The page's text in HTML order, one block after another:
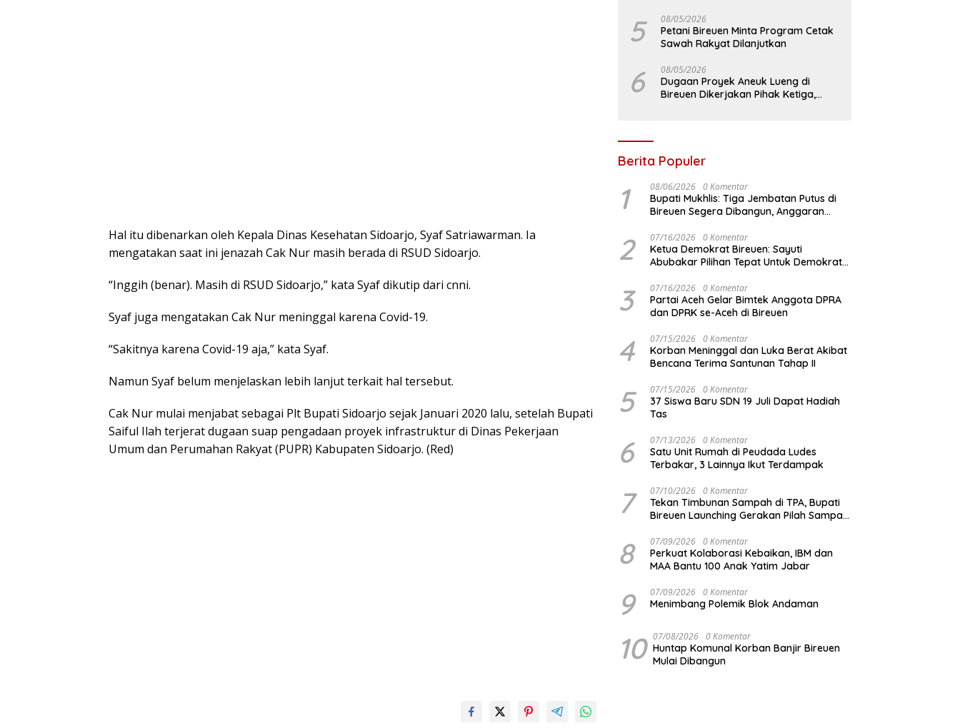
Hal itu dibenarkan oleh Kepala Dinas Kesehatan Sidoarjo, Syaf Satriawarman. Ia
mengatakan saat ini jenazah Cak Nur masih berada di RSUD Sidoarjo.
“Inggih (benar). Masih di RSUD Sidoarjo,” kata Syaf dikutip dari cnni.
Syaf juga mengatakan Cak Nur meninggal karena Covid-19.
“Sakitnya karena Covid-19 aja,” kata Syaf.
Namun Syaf belum menjelaskan lebih lanjut terkait hal tersebut.
Cak Nur mulai menjabat sebagai Plt Bupati Sidoarjo sejak Januari 2020 lalu, setelah Bupati
Saiful Ilah terjerat dugaan suap pengadaan proyek infrastruktur di Dinas Pekerjaan
Umum dan Perumahan Rakyat (PUPR) Kabupaten Sidoarjo. (Red)
5 08/05/2026
Petani Bireuen Minta Program Cetak
Sawah Rakyat Dilanjutkan
6 08/05/2026
Dugaan Proyek Aneuk Lueng di
Bireuen Dikerjakan Pihak Ketiga,
Berita Populer
1 08/06/2026 0 Komentar
Bupati Mukhlis: Tiga Jembatan Putus di
Bireuen Segera Dibangun, Anggaran
2 07/16/2026 0 Komentar
Ketua Demokrat Bireuen: Sayuti
Abubakar Pilihan Tepat Untuk Demokrat
3 07/16/2026 0 Komentar
Partai Aceh Gelar Bimtek Anggota DPRA
dan DPRK se-Aceh di Bireuen
4 07/15/2026 0 Komentar
Korban Meninggal dan Luka Berat Akibat
Bencana Terima Santunan Tahap II
5 07/15/2026 0 Komentar
37 Siswa Baru SDN 19 Juli Dapat Hadiah
Tas
6 07/13/2026 0 Komentar
Satu Unit Rumah di Peudada Ludes
Terbakar, 3 Lainnya Ikut Terdampak
7 07/10/2026 0 Komentar
Tekan Timbunan Sampah di TPA, Bupati
Bireuen Launching Gerakan Pilah Sampah
8 07/09/2026 0 Komentar
Perkuat Kolaborasi Kebaikan, IBM dan
MAA Bantu 100 Anak Yatim Jabar
9 07/09/2026 0 Komentar
Menimbang Polemik Blok Andaman
10 07/08/2026 0 Komentar
Huntap Komunal Korban Banjir Bireuen
Mulai Dibangun